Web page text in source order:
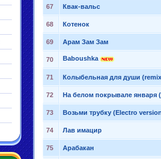
67 Квак-вальс
68 Котенок
69 Арам Зам Зам
70 Baboushka
71 Колыбельная для души
72 На белом покрывале января
73 Возьми трубку (Electro
74 Лав имацир
75 Арабакан